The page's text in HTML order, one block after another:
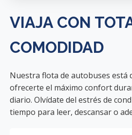
VIAJA CON
COMODIDAD
Nuestra flota de autobuses está
ofrecerte el máximo confort
diario. Olvídate del estrés de
tiempo para leer, descansar o